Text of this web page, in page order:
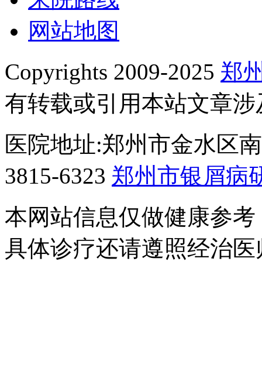
网站地图
Copyrights 2009-2025 郑
有转载或引用本站文章
医院地址:郑州市金水区
3815-6323 郑州市银屑病
本网站信息仅做健康参
具体诊疗还请遵照经治医